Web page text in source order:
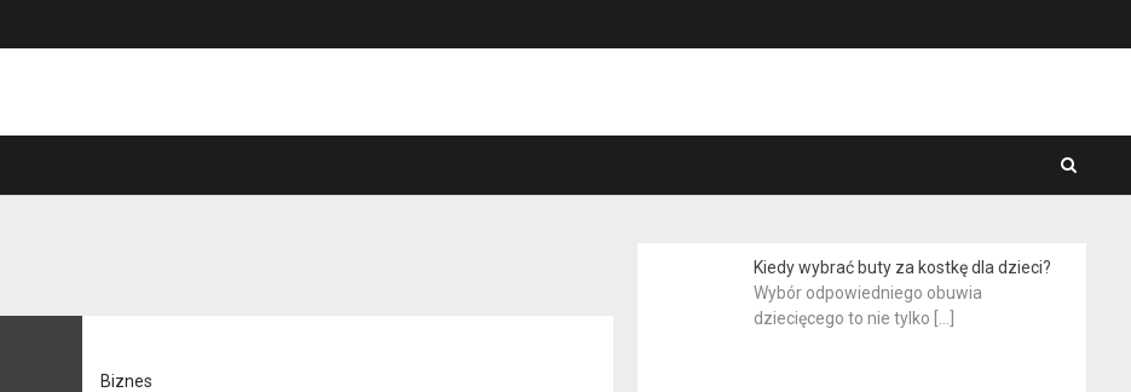
Biznes
Kiedy wybrać buty za kostkę dla dzieci?
Wybór odpowiedniego obuwia
dziecięcego to nie tylko